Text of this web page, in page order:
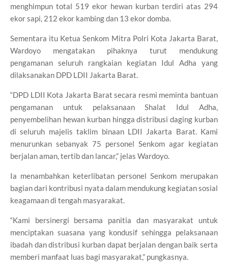
menghimpun total 519 ekor hewan kurban terdiri atas 294
ekor sapi, 212 ekor kambing dan 13 ekor domba.
Sementara itu Ketua Senkom Mitra Polri Kota Jakarta Barat,
Wardoyo mengatakan pihaknya turut mendukung
pengamanan seluruh rangkaian kegiatan Idul Adha yang
dilaksanakan DPD LDII Jakarta Barat.
“DPD LDII Kota Jakarta Barat secara resmi meminta bantuan
pengamanan untuk pelaksanaan Shalat Idul Adha,
penyembelihan hewan kurban hingga distribusi daging kurban
di seluruh majelis taklim binaan LDII Jakarta Barat. Kami
menurunkan sebanyak 75 personel Senkom agar kegiatan
berjalan aman, tertib dan lancar,” jelas Wardoyo.
Ia menambahkan keterlibatan personel Senkom merupakan
bagian dari kontribusi nyata dalam mendukung kegiatan sosial
keagamaan di tengah masyarakat.
“Kami bersinergi bersama panitia dan masyarakat untuk
menciptakan suasana yang kondusif sehingga pelaksanaan
ibadah dan distribusi kurban dapat berjalan dengan baik serta
memberi manfaat luas bagi masyarakat,” pungkasnya.